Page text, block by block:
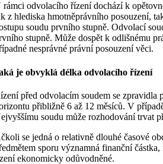
rámci odvolacího řízení dochází k
z hlediska hmotněprávního posouzení,
soudu prvního stupně. Odvolací
stupně. Může dospět k odlišnému
nesprávné právní posouzení věci.
je obvyklá délka odvolacího řízení
před odvolacím soudem se zpravidla
přibližně 6 až 12 měsíců. V
soudu může rozhodování trvat
se jedná o relativně dlouhé časové
sporu významná finanční
ekonomicky odůvodněné.